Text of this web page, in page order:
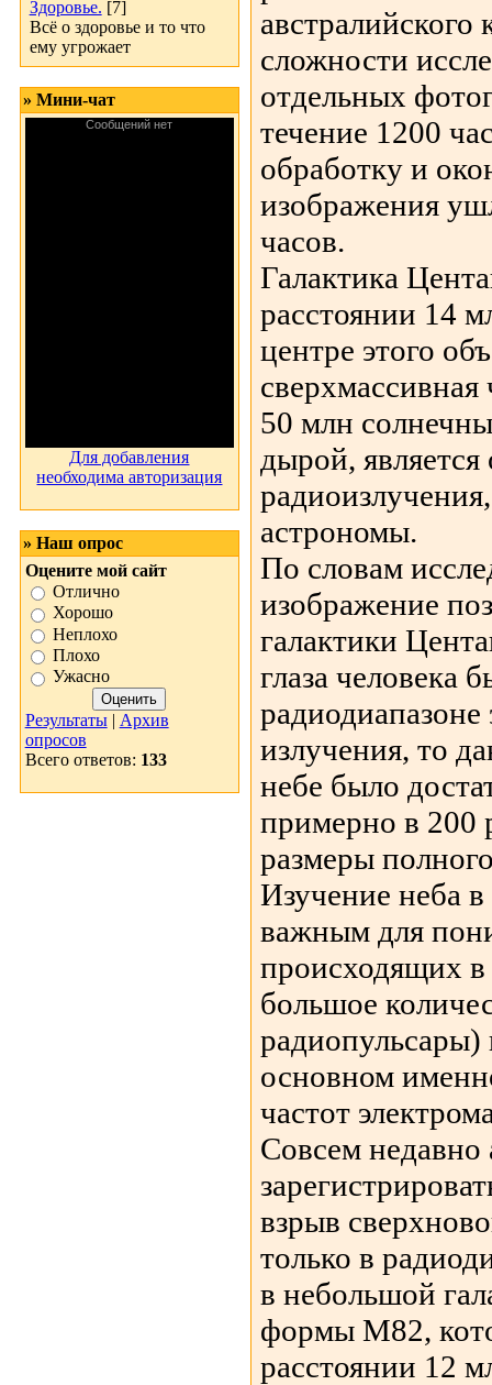
Здоровье. [7]
Всё о здоровье и то что
ему угрожает
» Мини-чат
Для добавления
необходима авторизация
» Наш опрос
Оцените мой сайт
Отлично
Хорошо
Неплохо
Плохо
Ужасно
Результаты| Архив
опросов
Всего ответов: 133
сложности
отдельных
течение 1200
обработку и
изображения
часов.
Галактика
расстоянии 14
центре этого
50 млн
дырой,
астрономы.
По словам
изображение
галактики
глаза человека
радиодиапазоне
излучения, то
небе было
примерно в 200
размеры
Изучение неба в
важным для
происходящих в
большое
радиопульсары)
основном
частот
Совсем недавно
взрыв
только в
в небольшой
формы M82,
расстоянии 12